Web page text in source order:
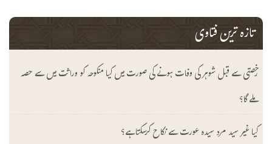
تازہ ترین فتاوی
رخصتی سے قبل شوہر کی وفات ہونے کی صورت میں کیا منکوحہ کو وراثت میں سے حصہ
ملے گا؟
کیا غیر سید مرد سیدہ عورت سے نکاح کرسکتا ہے؟